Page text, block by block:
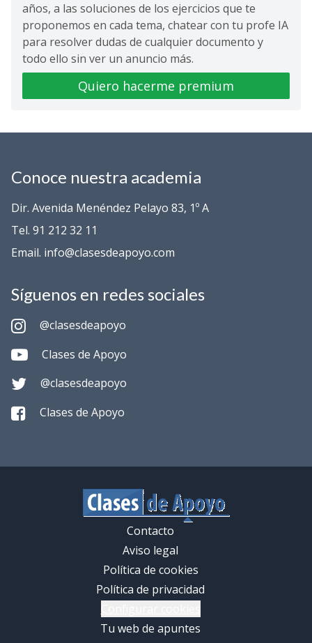
años, a las soluciones de los ejercicios que te
proponemos en cada tema, chatear con tu profe IA
para resolver dudas de cualquier documento y
todo ello sin ver un anuncio más.
Quiero hacerme premium
Conoce nuestra academia
Dir. Avenida Menéndez Pelayo 83, 1º A
Tel. 91 212 32 11
Email. info@clasesdeapoyo.com
Síguenos en redes sociales
@clasesdeapoyo
Clases de Apoyo
@clasesdeapoyo
Clases de Apoyo
Contacto
Aviso legal
Política de cookies
Política de privacidad
Tu web de apuntes